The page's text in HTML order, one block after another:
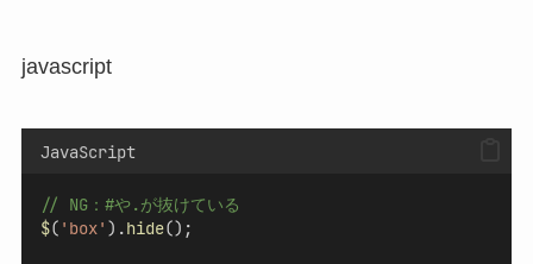
javascript
JavaScript
// NG：#や.が抜けている
$( 'box' ).hide();